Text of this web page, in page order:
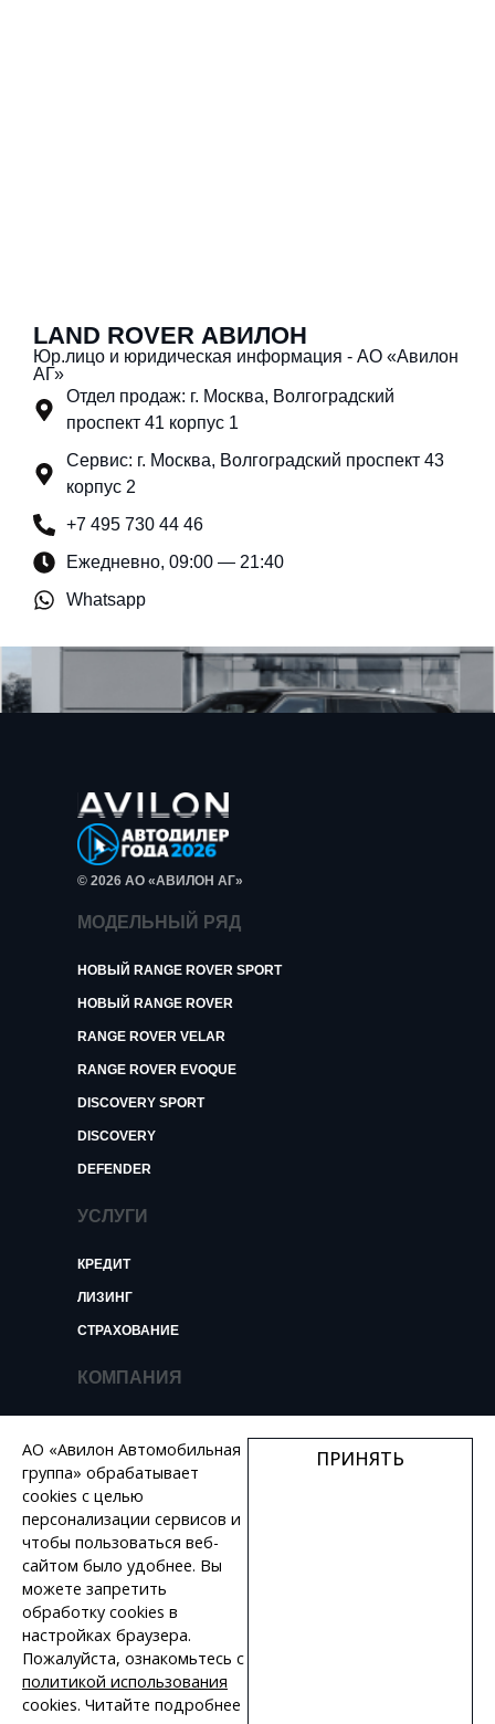
LAND ROVER АВИЛОН
Юр.лицо и юридическая информация - АО «Авилон
АГ»
Отдел продаж: г. Москва, Волгоградский
проспект 41 корпус 1
Сервис: г. Москва, Волгоградский проспект 43
корпус 2
+7 495 730 44 46
Ежедневно, 09:00 — 21:40
Whatsapp
© 2026 АО «АВИЛОН АГ»
МОДЕЛЬНЫЙ РЯД
НОВЫЙ RANGE ROVER SPORT
НОВЫЙ RANGE ROVER
RANGE ROVER VELAR
RANGE ROVER EVOQUE
DISCOVERY SPORT
DISCOVERY
DEFENDER
УСЛУГИ
КРЕДИТ
ЛИЗИНГ
СТРАХОВАНИЕ
КОМПАНИЯ
НОВОСТИ И ОБЗОРЫ
КОНТАКТЫ
ВАКАНСИИ
ПОЛИТИКА КОНФИДЕНЦИАЛЬНОСТИ
АО «Авилон Автомобильная
группа» обрабатывает
cookies с целью
персонализации сервисов и
чтобы пользоваться веб-
сайтом было удобнее. Вы
можете запретить
обработку сookies в
настройках браузера.
Пожалуйста, ознакомьтесь с
политикой использования
cookies. Читайте подробнее
ПРИНЯТЬ